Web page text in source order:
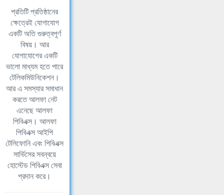
প্রতিটি প্রতিষ্ঠানের
ক্ষেত্রেই যোগাযোগ
একটি অতি গুরুত্বপূর্ণ
বিষয়। আর
যোগাযোগের একটি
ভালো মাধ্যম হতে পারে
টেলিকমিউনিকেশন।
আর এ সমস্যার সমাধান
করতে আলফা নেট
এনেছে আলফা
পিবিএক্স। আলফা
পিবিএক্স আইপি
টেলিফোনি এবং পিবিএক্স
সার্ভিসের সবন্বয়ে
হোস্টেড পিবিএক্স সেবা
প্রদান করে।